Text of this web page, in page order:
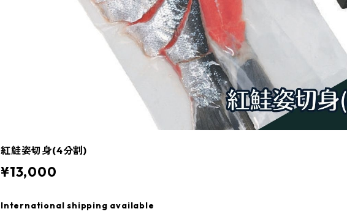
紅鮭姿切身(4分割)
¥13,000
International shipping available